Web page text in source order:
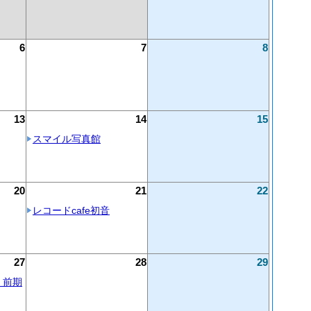
6 7 8
13 14
スマイル写真館
15
20 21
レコードcafe初音
22
27
期
28 29